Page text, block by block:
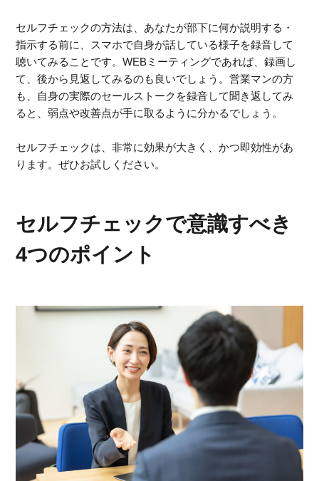
セルフチェックの方法は、あなたが部下に何か説明する・
指示する前に、スマホで自身が話している様子を録音して
聴いてみることです。WEBミーティングであれば、録画し
て、後から見返してみるのも良いでしょう。営業マンの方
も、自身の実際のセールストークを録音して聞き返してみ
ると、弱点や改善点が手に取るように分かるでしょう。
セルフチェックは、非常に効果が大きく、かつ即効性があ
ります。ぜひお試しください。
セルフチェックで意識すべき
4つのポイント